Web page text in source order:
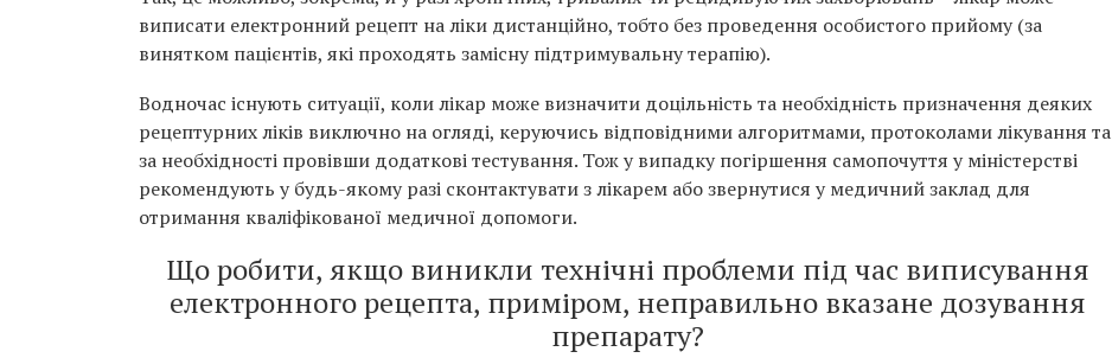
виписати електронний рецепт на ліки дистанційно, тобто без проведення особистого прийому (за
винятком пацієнтів, які проходять замісну підтримувальну терапію).
Водночас існують ситуації, коли лікар може визначити доцільність та необхідність призначення деяких
рецептурних ліків виключно на огляді, керуючись відповідними алгоритмами, протоколами лікування та
за необхідності провівши додаткові тестування. Тож у випадку погіршення самопочуття у міністерстві
рекомендують у будь-якому разі сконтактувати з лікарем або звернутися у медичний заклад для
отримання кваліфікованої медичної допомоги.
Що робити, якщо виникли технічні проблеми під час виписування
електронного рецепта, приміром, неправильно вказане дозування
препарату?